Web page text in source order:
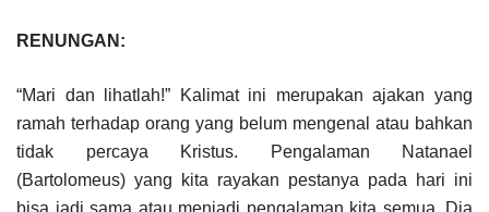
RENUNGAN:
“Mari dan lihatlah!” Kalimat ini merupakan ajakan yang
ramah terhadap orang yang belum mengenal atau bahkan
tidak percaya Kristus. Pengalaman Natanael
(Bartolomeus) yang kita rayakan pestanya pada hari ini
bisa jadi sama atau menjadi pengalaman kita semua. Dia